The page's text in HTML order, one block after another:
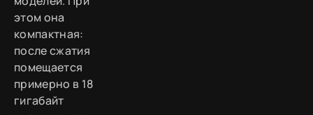
этом она
компактная:
после сжатия
помещается
примерно в 18
гигабайт